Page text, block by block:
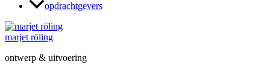
opdrachtgevers
marjet röling
ontwerp & uitvoering